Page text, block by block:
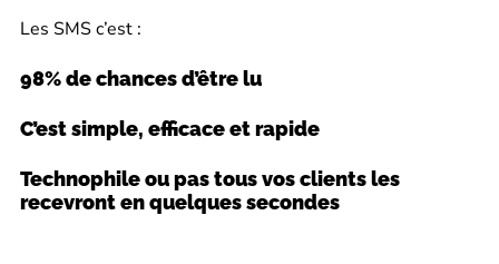
Les SMS c’est :
98% de chances d’être lu
C’est simple, efficace et rapide
Technophile ou pas tous vos clients les
recevront en quelques secondes